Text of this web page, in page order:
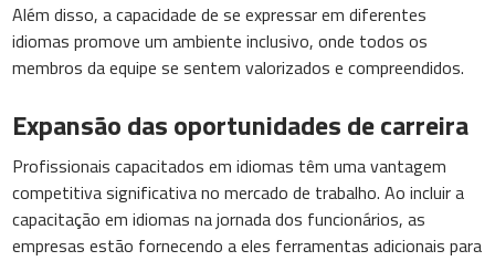
Além disso, a capacidade de se expressar em diferentes
idiomas promove um ambiente inclusivo, onde todos os
membros da equipe se sentem valorizados e compreendidos.
Expansão das oportunidades de carreira
Profissionais capacitados em idiomas têm uma vantagem
competitiva significativa no mercado de trabalho. Ao incluir a
capacitação em idiomas na jornada dos funcionários, as
empresas estão fornecendo a eles ferramentas adicionais para